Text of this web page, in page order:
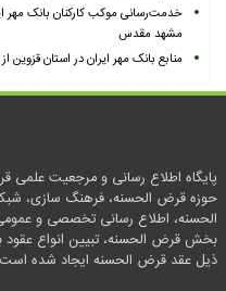
خدمت‌رسانی موکب کارکنان بانک مهر
مشهد مقدس
منابع بانک مهر ایران در استان قزوین از ۲۱ همت عبور کرد
پایگاه اطلاع رسانی و مرجعیت
حوزه قرض الحسنه، فرهنگ سازی،
الحسنه، اطلاع رسانی تخصصی و
بخش قرض الحسنه، تبیین انواع عقود
ذیل عقد قرض الحسنه ایجاد شده